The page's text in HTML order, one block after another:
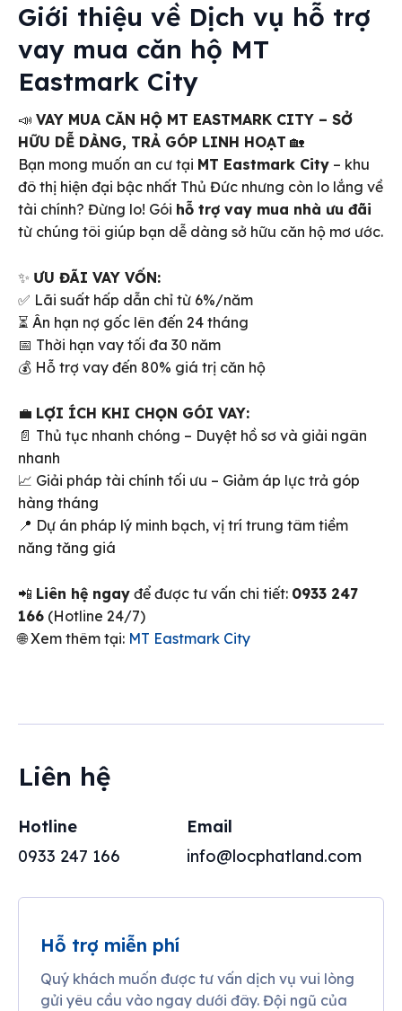
Giới thiệu về Dịch vụ hỗ trợ
vay mua căn hộ MT
Eastmark City
📣 VAY MUA CĂN HỘ MT EASTMARK CITY – SỞ
HỮU DỄ DÀNG, TRẢ GÓP LINH HOẠT 🏡
Bạn mong muốn an cư tại MT Eastmark City – khu
đô thị hiện đại bậc nhất Thủ Đức nhưng còn lo lắng về
tài chính? Đừng lo! Gói hỗ trợ vay mua nhà ưu đãi
từ chúng tôi giúp bạn dễ dàng sở hữu căn hộ mơ ước.
✨ ƯU ĐÃI VAY VỐN:
✅ Lãi suất hấp dẫn chỉ từ 6%/năm
⏳ Ân hạn nợ gốc lên đến 24 tháng
📅 Thời hạn vay tối đa 30 năm
💰 Hỗ trợ vay đến 80% giá trị căn hộ
💼 LỢI ÍCH KHI CHỌN GÓI VAY:
📄 Thủ tục nhanh chóng – Duyệt hồ sơ và giải ngân
nhanh
📈 Giải pháp tài chính tối ưu – Giảm áp lực trả góp
hàng tháng
📍 Dự án pháp lý minh bạch, vị trí trung tâm tiềm
năng tăng giá
📲 Liên hệ ngay để được tư vấn chi tiết: 0933 247
166 (Hotline 24/7)
🌐 Xem thêm tại: MT Eastmark City
Liên hệ
Hotline
0933 247 166
Email
info@locphatland.com
Hỗ trợ miễn phí
Quý khách muốn được tư vấn dịch vụ vui lòng
gửi yêu cầu vào ngay dưới đây. Đội ngũ của